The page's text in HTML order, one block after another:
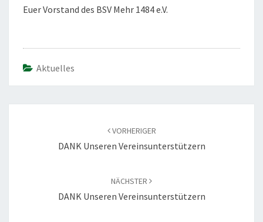
Euer Vorstand des BSV Mehr 1484 e.V.
Aktuelles
VORHERIGER
DANK Unseren Vereinsunterstützern
NÄCHSTER
DANK Unseren Vereinsunterstützern